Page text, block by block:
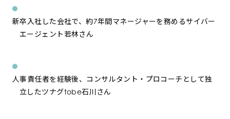
新卒入社した会社で、約7年間マネージャーを務めるサイバー
エージェント若林さん
人事責任者を経験後、コンサルタント・プロコーチとして独
立したツナグtobe石川さん